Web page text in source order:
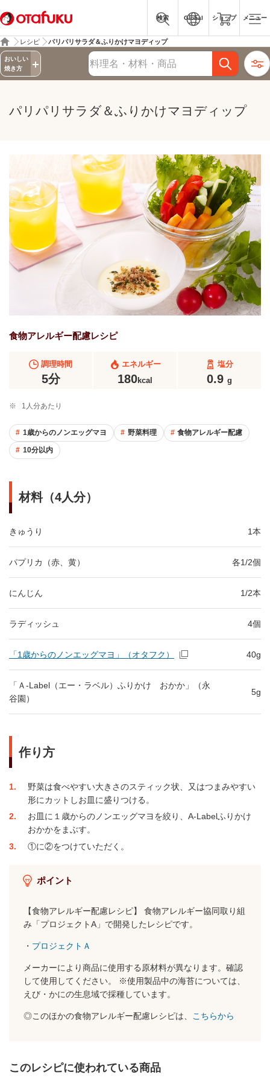
検索 Global ショップ メニュー
レシピ パリパリサラダ＆ふりかけマヨディップ
おいしい
焼き方
レシピ検索
パリパリサラダ＆ふりかけマヨディップ
食物アレルギー配慮レシピ
調理時間
5分
エネルギー
180kcal
塩分
0.9 g
※ 1人分あたり
1歳からのノンエッグマヨ 野菜料理 食物アレルギー配慮
10分以内
材料（4人分）
きゅうり 1本
パプリカ（赤、黄） 各1/2個
にんじん 1/2本
ラディッシュ 4個
「1歳からのノンエッグマヨ」（オタフク） 40g
「Ａ-Label（エー・ラベル）ふりかけ おかか」（永
谷園）
5g
作り方
1
野菜は食べやすい大きさのスティック状、又はつまみやすい
形にカットしお皿に盛りつける。
2
お皿に１歳からのノンエッグマヨを絞り、A-Labelふりかけ
おかかをまぶす。
3
①に②をつけていただく。
ポイント
【食物アレルギー配慮レシピ】 食物アレルギー協同取り組
み「プロジェクトA」で開発したレシピです。
・ プロジェクトＡ
メーカーにより商品に使用する原材料が異なります。確認
して使用してください。 ※使用製品中の海苔については、
えび・かにの生息域で採種しています。
◎このほかの食物アレルギー配慮レシピは、 こちらから
このレシピに使われている商品